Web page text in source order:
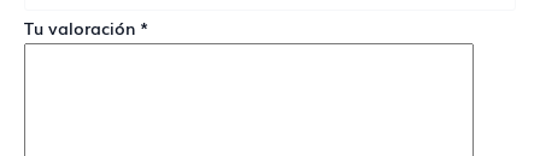
Tu valoración *